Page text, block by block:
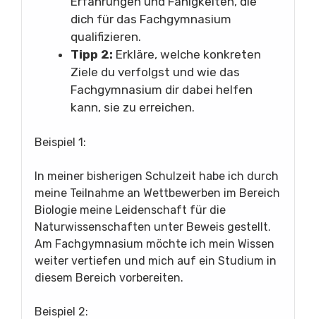
dich für das Fachgymnasium
qualifizieren.
Tipp 2: Erkläre, welche konkreten
Ziele du verfolgst und wie das
Fachgymnasium dir dabei helfen
kann, sie zu erreichen.
Beispiel 1:
In meiner bisherigen Schulzeit habe ich durch
meine Teilnahme an Wettbewerben im Bereich
Biologie meine Leidenschaft für die
Naturwissenschaften unter Beweis gestellt.
Am Fachgymnasium möchte ich mein Wissen
weiter vertiefen und mich auf ein Studium in
diesem Bereich vorbereiten.
Beispiel 2: